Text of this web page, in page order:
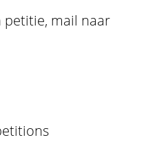
petitie, mail naar